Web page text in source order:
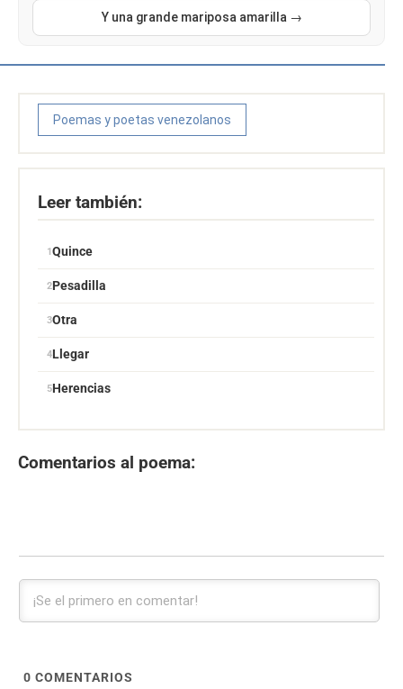
Y una grande mariposa amarilla →
Poemas y poetas venezolanos
Leer también:
Quince
Pesadilla
Otra
Llegar
Herencias
Comentarios al poema:
0 COMENTARIOS